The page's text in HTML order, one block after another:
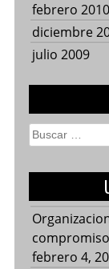
febrero 2010
diciembre
julio 2009
Buscar:
febrero 4,